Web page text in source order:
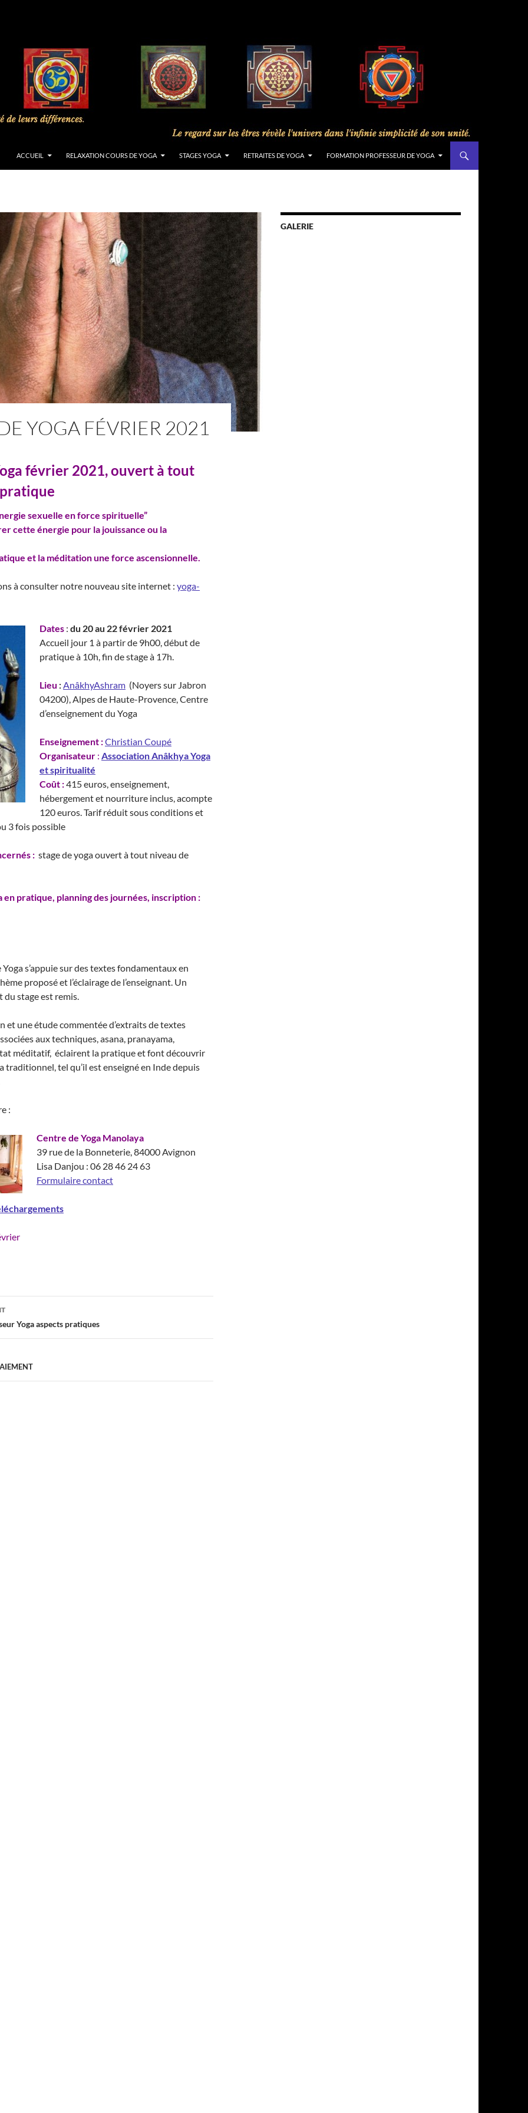
ACCUEIL RELAXATION COURS DE YOGA STAGES YOGA RETRAITES DE YOGA FORMATION PROFESSEUR DE YOGA
YOGA FÉVRIER 2021
février 2021, ouvert à tout
sexuelle en force spirituelle”
cette énergie pour la jouissance ou la
et la méditation une force ascensionnelle.
à consulter notre nouveau site internet : yoga-
Dates : du 20 au 22 février 2021
Accueil jour 1 à partir de 9h00, début de
pratique à 10h, fin de stage à 17h.
Lieu : AnâkhyAshram (Noyers sur Jabron
04200), Alpes de Haute-Provence, Centre
d’enseignement du Yoga
Enseignement :Christian Coupé
Organisateur : Association Anâkhya Yoga
et spiritualité
Coût :415 euros, enseignement,
hébergement et nourriture inclus, acompte
120 euros. Tarif réduit sous conditions et
3 fois possible
: stage de yoga ouvert à tout niveau de
en pratique, planning des journées, inscription :
s’appuie sur des textes fondamentaux en
proposé et l’éclairage de l’enseignant. Un
du stage est remis.
et une étude commentée d’extraits de textes
aux techniques, asana, pranayama,
méditatif, éclairent la pratique et font découvrir
traditionnel, tel qu’il est enseigné en Inde depuis
:
Centre de Yoga Manolaya
39 rue de la Bonneterie, 84000 Avignon
Lisa Danjou : 06 28 46 24 63
Formulaire contact
Yoga aspects pratiques
GALERIE